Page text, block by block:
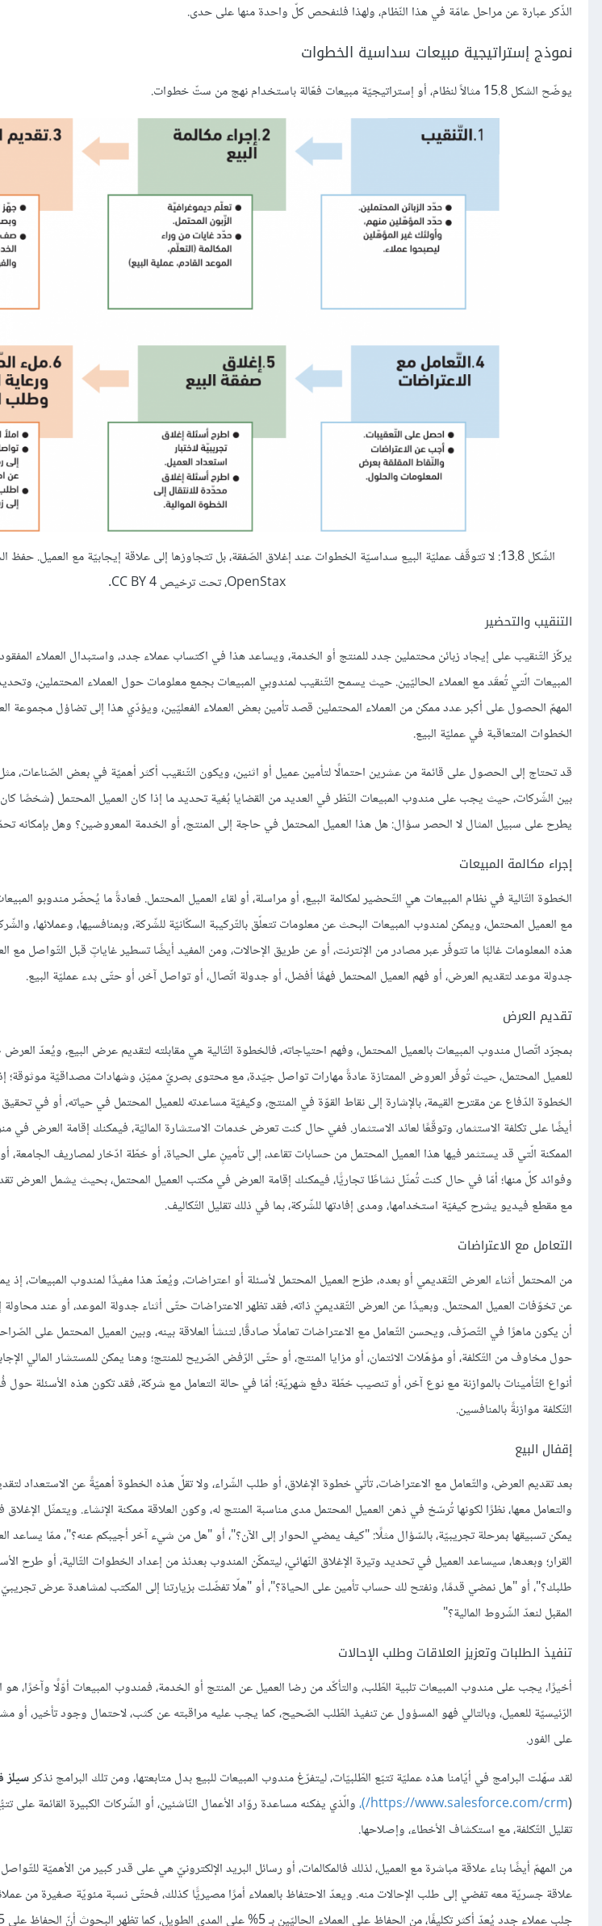
الذّكر عبارة عن مراحل عامّة في هذا النّظام، ولهذا فلنفحص كلّ واحدة منها على حدى.
نموذج إستراتيجية مبيعات سداسية الخطوات
يوضّح الشكل 15.8 مثالاً لنظام، أو إستراتيجيّة مبيعات فعّالة باستخدام نهج من ستّ خطوات.
الشّكل 13.8: لا تتوقّف عمليّة البيع سداسيّة الخطوات عند إغلاق الصّفقة، بل تتجاوزها إلى علاقة إيجابيّة مع
OpenStax، تحت ترخيص CC BY 4.
التنقيب والتحضير
يركّز التّنقيب على إيجاد زبائن محتملين جدد للمنتج أو الخدمة، ويساعد هذا في اكتساب عملاء جدد، واستبدال العملاء
المبيعات الّتي تُعقَد مع العملاء الحاليّين. حيث يسمح التّنقيب لمندوبي المبيعات بجمع معلومات حول العملاء المحتملين،
المهمّ الحصول على أكبر عدد ممكن من العملاء المحتملين قصد تأمين بعض العملاء الفعليّين، ويؤدّي هذا إلى تضاؤل مجموعة
الخطوات المتعاقبة في عمليّة البيع.
قد تحتاج إلى الحصول على قائمة من عشرين احتمالًا لتأمين عميل أو اثنين، ويكون التّنقيب أكثر أهميّة في بعض الصّناعات، مثل:
بين الشّركات، حيث يجب على مندوب المبيعات النّظر في العديد من القضايا بُغية تحديد ما إذا كان العميل المحتمل (شخصًا
يطرح على سبيل المثال لا الحصر سؤال: هل هذا العميل المحتمل في حاجة إلى المنتج، أو الخدمة المعروضين؟ وهل بإمكانه
إجراء مكالمة المبيعات
الخطوة التّالية في نظام المبيعات هي التّحضير لمكالمة البيع، أو مراسلة، أو لقاء العميل المحتمل. فعادةً ما يُحضّر مندوبو
مع العميل المحتمل، ويمكن لمندوب المبيعات البحث عن معلومات تتعلّق بالتّركيبة السكّانيّة للشّركة، وبمنافسيها، وعملائها،
هذه المعلومات غالبًا ما تتوفّر عبر مصادر من الإنترنت، أو عن طريق الإحالات، ومن المفيد أيضًا تسطير غاياتٍ قبل التّواصل مع
جدولة موعد لتقديم العرض، أو فهم العميل المحتمل فهمًا أفضل، أو جدولة اتّصال، أو تواصل آخر، أو حتّى بدء عمليّة البيع.
تقديم العرض
بمجرّد اتّصال مندوب المبيعات بالعميل المحتمل، وفهم احتياجاته، فالخطوة التّالية هي مقابلته لتقديم عرض البيع، ويُعدّ
للعميل المحتمل، حيث تُوفّر العروض الممتازة عادةً مهارات تواصل جيّدة، مع محتوى بصريّ مميّز، وشهادات مصداقيّة موثوقة؛
الخطوة الدّفاع عن مقترح القيمة، بالإشارة إلى نقاط القوّة في المنتج، وكيفيّة مساعدته للعميل المحتمل في حياته، أو في
أيضًا على تكلفة الاستثمار، وتوقّعًا لعائد الاستثمار. ففي حال كنت تعرض خدمات الاستشارة الماليّة، فيمكنك إقامة العرض في
الممكنة الّتي قد يستثمر فيها هذا العميل المحتمل من حسابات تقاعد، إلى تأمينٍ على الحياة، أو خطّة ادّخار لمصاريف الجامعة،
وفوائد كلّ منها؛ أمّا في حال كنت تُمثّل نشاطًا تجاريًّا، فيمكنك إقامة العرض في مكتب العميل المحتمل، بحيث يشمل العرض
مع مقطع فيديو يشرح كيفيّة استخدامها، ومدى إفادتها للشّركة، بما في ذلك تقليل التّكاليف.
التعامل مع الاعتراضات
من المحتمل أثناء العرض التّقديمي أو بعده، طرْح العميل المحتمل لأسئلة أو اعتراضات، ويُعدّ هذا مفيدًا لمندوب المبيعات، إذ
عن تخوّفات العميل المحتمل. وبعيدًا عن العرض التّقديميّ ذاته، فقد تظهر الاعتراضات حتّى أثناء جدولة الموعد، أو عند محاولة
أن يكون ماهرًا في التّصرّف، ويحسن التّعامل مع الاعتراضات تعاملًا صادقًا، لتنشأ العلاقة بينه، وبين العميل المحتمل على
حول مخاوف من التّكلفة، أو مؤهّلات الائتمان، أو مزايا المنتج، أو حتّى الرّفض الصّريح للمنتج؛ وهنا يمكن للمستشار المالي
أنواع التّأمينات بالموازنة مع نوع آخر، أو تنصيب خطّة دفع شهريّة؛ أمّا في حالة التعامل مع شركة، فقد تكون هذه الأسئلة حول
التّكلفة موازنةً بالمنافسين.
إقفال البيع
بعد تقديم العرض، والتّعامل مع الاعتراضات، تأتي خطوة الإغلاق، أو طلب الشّراء، ولا تقلّ هذه الخطوة أهميّةً عن الاستعداد
والتعامل معها، نظرًا لكونها تُرسّخ في ذهن العميل المحتمل مدى مناسبة المنتج له، وكون العلاقة ممكنة الإنشاء. ويتمثّل
يمكن تسبيقها بمرحلة تجريبيّة، بالسّؤال مثلًا: "كيف يمضي الحوار إلى الآن؟"، أو "هل من شيء آخر أجيبكم عنه؟"، ممّا يساعد
القرار؛ وبعدها، سيساعد العميل في تحديد وتيرة الإغلاق النّهائي، ليتمكّن المندوب بعدئذ من إعداد الخطوات التّالية، أو طرح
طلبك؟"، أو "هل نمضي قدمًا، ونفتح لك حساب تأمين على الحياة؟"، أو "هلّا تفضّلت بزيارتنا إلى المكتب لمشاهدة عرض تجريبيّ
المقبل لنعدّ الشّروط المالية؟"
تنفيذ الطلبات وتعزيز العلاقات وطلب الإحالات
أخيرًا، يجب على مندوب المبيعات تلبية الطّلب، والتأكّد من رضا العميل عن المنتج أو الخدمة، فمندوب المبيعات أوّلًا وآخرًا،
الرّئيسيّة للعميل، وبالتالي فهو المسؤول عن تنفيذ الطّلب الصّحيح، كما يجب عليه مراقبته عن كثب، لاحتمال وجود تأخير، أو
على الفور.
لقد سهّلت البرامج في أيّامنا هذه عمليّة تتبّع الطّلبيّات، ليتفرّغ مندوب المبيعات للبيع بدل متابعتها، ومن تلك البرامج نذكر
(https://www.salesforce.com/crm/)،
والّذي يمْكنه مساعدة روّاد الأعمال النّاشئين، أو الشّركات الكبيرة القائمة على
تقليل التّكلفة، مع استكشاف الأخطاء، وإصلاحها.
من المهمّ أيضًا بناء علاقة مباشرة مع العميل، لذلك فالمكالمات، أو رسائل البريد الإلكترونيّ هي على قدر كبير من الأهميّة
علاقة جسريّة معه تفضي إلى طلب الإحالات منه. ويعدّ الاحتفاظ بالعملاء أمرًا مصيريًّا كذلك، فحتّى نسبة مئويّة صغيرة من